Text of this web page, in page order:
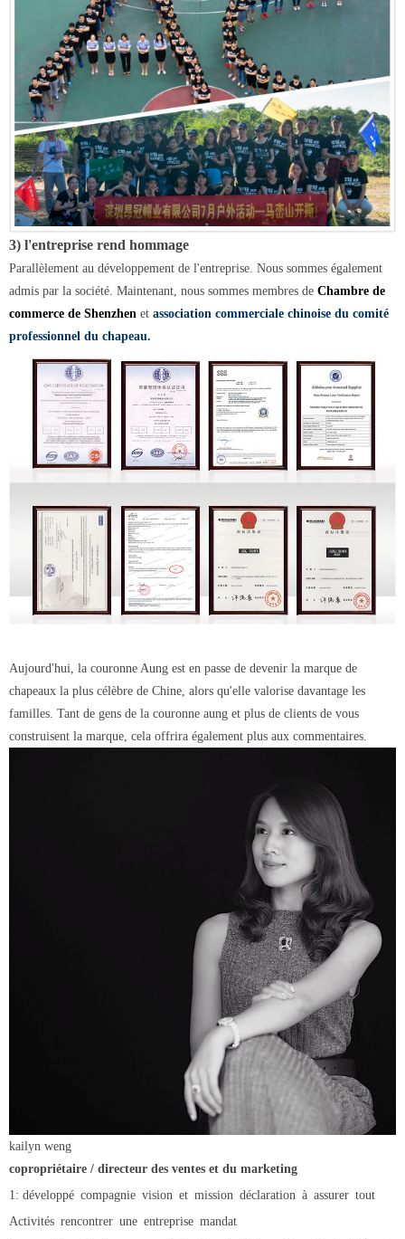
3) l'entreprise rend hommage
Parallèlement au développement de l'entreprise. Nous sommes également
admis par la société. Maintenant, nous sommes membres de Chambre de
commerce de Shenzhen et association commerciale chinoise du comité
professionnel du chapeau.
Aujourd'hui, la couronne Aung est en passe de devenir la marque de
chapeaux la plus célèbre de Chine, alors qu'elle valorise davantage les
familles. Tant de gens de la couronne aung et plus de clients de vous
construisent la marque, cela offrira également plus aux commentaires.
kailyn weng
copropriétaire / directeur des ventes et du marketing
1: développé compagnie vision et mission déclaration à assurer tout
Activités rencontrer une entreprise mandat